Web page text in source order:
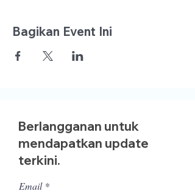
Bagikan Event Ini
Berlangganan untuk
mendapatkan update
terkini.
Email